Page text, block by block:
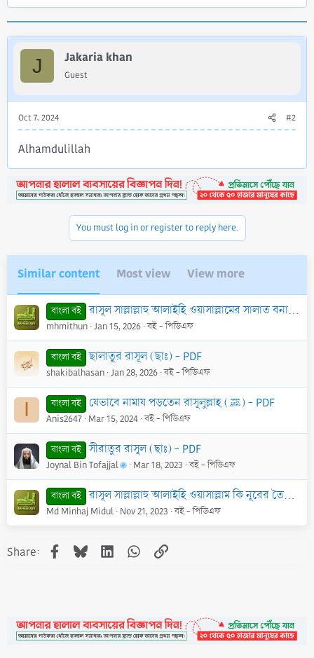
:
J Jakaria khan
Guest
Oct 7, 2024 #2
Alhamdulillah
You must log in or register to reply here.
Similar content Most view View more
বাংলা বই রাসূল সাল্লাল্লাহু আলাইহি ওয়াসাল্লামের সালাত বনাম প্রচলিত সালাত - PDF
mhmithun Jan 15, 2026 বই - পিডিএফ
বাংলা বই ছালাতুর রাসূল (ছাঃ) - PDF
shakibalhasan Jan 28, 2026 বই - পিডিএফ
I বাংলা বই যেভাবে নামায পড়তেন রাসূলুল্লাহ (ﷺ) - PDF
Anis2647 Mar 15, 2024 বই - পিডিএফ
বাংলা বই সীরাতুর রাসূল (ছাঃ) - PDF
Joynal Bin Tofajjal Mar 18, 2023 বই - পিডিএফ
বাংলা বই রাসূল সাল্লাল্লাহু আলাইহি ওয়াসাল্লাম কি নূরের তৈরি - PDF
Md Minhaj Midul Nov 21, 2023 বই - পিডিএফ
Share: Facebook
BlueskyLinkedInWhatsApp
Link